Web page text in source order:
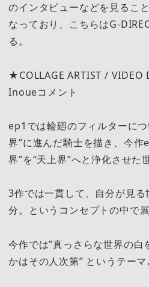
のインタビューなどを見るこ
なっており、こちらはG-
る。
★COLLAGE ARTIST /
Inoueコメント
ep1では輪廻のフィルターに
界”に進んだ騎士を描き、今作
界”を“天上界”へと浄化させた
3作では一貫して、自分が見
分。というコンセプトの中で展
今作では”真っさらな世界の白
かはその人次第” というテーマ